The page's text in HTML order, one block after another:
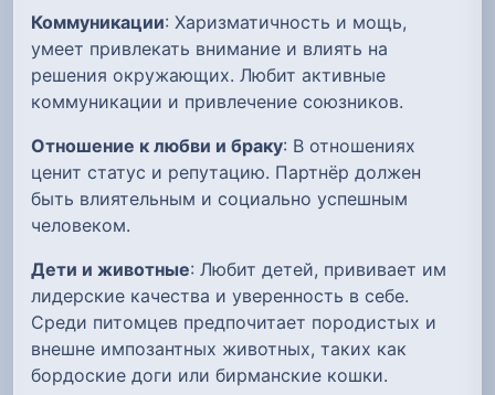
Коммуникации: Харизматичность и мощь,
умеет привлекать внимание и влиять на
решения окружающих. Любит активные
коммуникации и привлечение союзников.
Отношение к любви и браку: В отношениях
ценит статус и репутацию. Партнёр должен
быть влиятельным и социально успешным
человеком.
Дети и животные: Любит детей, прививает им
лидерские качества и уверенность в себе.
Среди питомцев предпочитает породистых и
внешне импозантных животных, таких как
бордоские доги или бирманские кошки.